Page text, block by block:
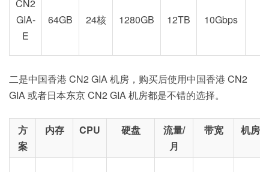
CN2
GIA-
E
64GB 24核 1280GB 12TB 10Gbps
二是中国香港 CN2 GIA 机房，购买后使用中国香港 CN2
GIA 或者日本东京 CN2 GIA 机房都是不错的选择。
方
案
内存 CPU 硬盘
流量/
月
带宽 机房